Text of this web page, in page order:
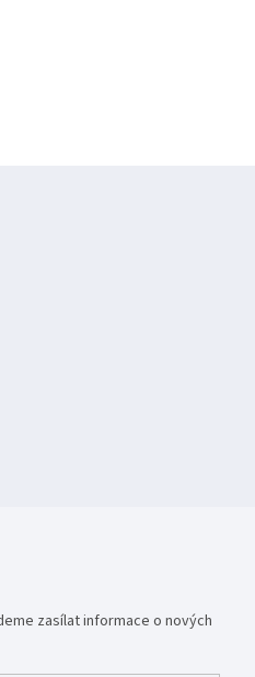
zasílat informace o nových